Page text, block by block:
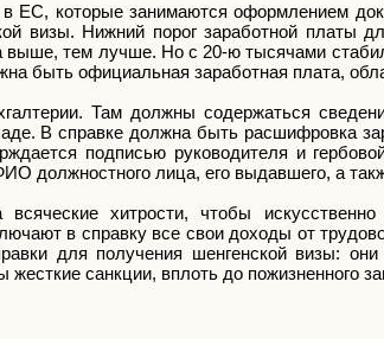
ЕС, которые занимаются оформлением
визы. Нижний порог заработной платы
выше, тем лучше. Но с 20-ю тысячами
быть официальная заработная плата,
Там должны содержаться
В справке должна быть расшифровка
подписью руководителя и
должностного лица, его выдавшего, а
хитрости, чтобы
в справку все свои доходы от
для получения шенгенской визы:
санкции, вплоть до пожизненного